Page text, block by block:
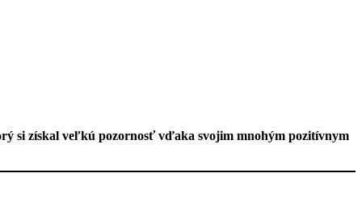
si získal veľkú pozornosť vďaka svojim mnohým pozitívnym